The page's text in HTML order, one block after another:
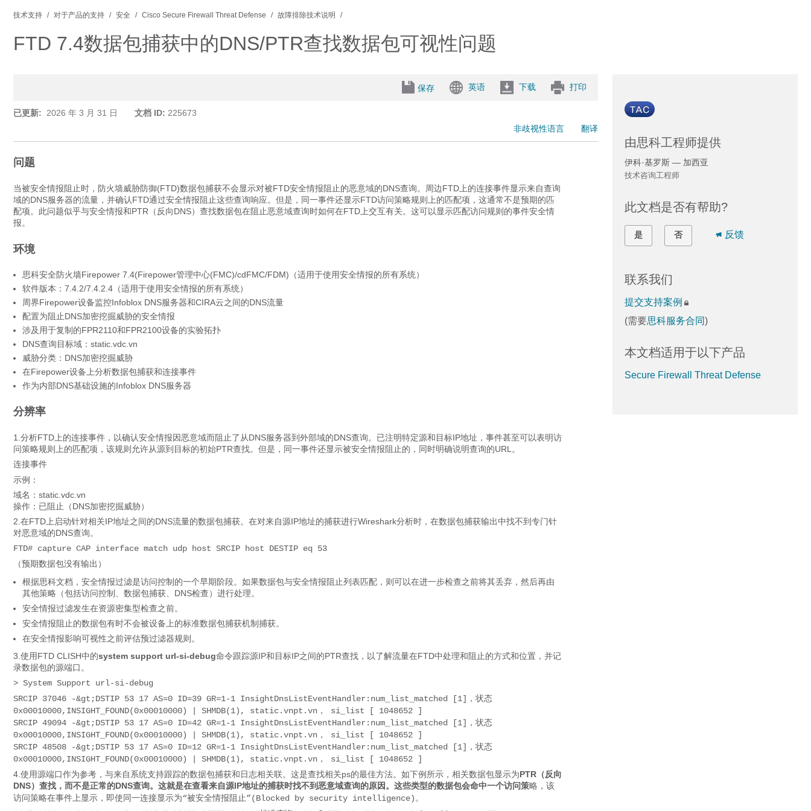
技术支持 对于产品的支持 安全 Cisco Secure Firewall Threat Defense 故障排除技术说明
FTD 7.4数据包捕获中的DNS/PTR查找数据包可视性问题
保存 英语 下载 打印
已更新: 2026 年 3 月 31 日 文档 ID: 225673
非歧视性语言
翻译
问题
当被安全情报阻止时，防火墙威胁防御(FTD)数据包捕获不会显示对被FTD安全情报阻止的恶意域的DNS查询。周边FTD上的连接事件显示来自查询
域的DNS服务器的流量，并确认FTD通过安全情报阻止这些查询响应。但是，同一事件还显示FTD访问策略规则上的匹配项，这通常不是预期的匹
配项。此问题似乎与安全情报和PTR（反向DNS）查找数据包在阻止恶意域查询时如何在FTD上交互有关。这可以显示匹配访问规则的事件安全情
报。
环境
思科安全防火墙Firepower 7.4(Firepower管理中心(FMC)/cdFMC/FDM)（适用于使用安全情报的所有系统）
软件版本：7.4.2/7.4.2.4（适用于使用安全情报的所有系统）
周界Firepower设备监控Infoblox DNS服务器和CIRA云之间的DNS流量
配置为阻止DNS加密挖掘威胁的安全情报
涉及用于复制的FPR2110和FPR2100设备的实验拓扑
DNS查询目标域：static.vdc.vn
威胁分类：DNS加密挖掘威胁
在Firepower设备上分析数据包捕获和连接事件
作为内部DNS基础设施的Infoblox DNS服务器
分辨率
1.分析FTD上的连接事件，以确认安全情报因恶意域而阻止了从DNS服务器到外部域的DNS查询。已注明特定源和目标IP地址，事件甚至可以表明访
问策略规则上的匹配项，该规则允许从源到目标的初始PTR查找。但是，同一事件还显示被安全情报阻止的，同时明确说明查询的URL。
连接事件
示例：
域名：static.vdc.vn
操作：已阻止（DNS加密挖掘威胁）
2.在FTD上启动针对相关IP地址之间的DNS流量的数据包捕获。在对来自源IP地址的捕获进行Wireshark分析时，在数据包捕获输出中找不到专门针
对恶意域的DNS查询。
FTD# capture CAP interface match udp host SRCIP host DESTIP eq 53
（预期数据包没有输出）
根据思科文档，安全情报过滤是访问控制的一个早期阶段。如果数据包与安全情报阻止列表匹配，则可以在进一步检查之前将其丢弃，然后再由
其他策略（包括访问控制、数据包捕获、DNS检查）进行处理。
安全情报过滤发生在资源密集型检查之前。
安全情报阻止的数据包有时不会被设备上的标准数据包捕获机制捕获。
在安全情报影响可视性之前评估预过滤器规则。
3.使用FTD CLISH中的system support url-si-debug命令跟踪源IP和目标IP之间的PTR查找，以了解流量在FTD中处理和阻止的方式和位置，并记
录数据包的源端口。
> System Support url-si-debug
SRCIP 37046 -&gt;DSTIP 53 17 AS=0 ID=39 GR=1-1 InsightDnsListEventHandler:num_list_matched [1]，状态
0x00010000,INSIGHT_FOUND(0x00010000) | SHMDB(1), static.vnpt.vn， si_list [ 1048652 ]
SRCIP 49094 -&gt;DSTIP 53 17 AS=0 ID=42 GR=1-1 InsightDnsListEventHandler:num_list_matched [1]，状态
0x00010000,INSIGHT_FOUND(0x00010000) | SHMDB(1), static.vnpt.vn， si_list [ 1048652 ]
SRCIP 48508 -&gt;DSTIP 53 17 AS=0 ID=12 GR=1-1 InsightDnsListEventHandler:num_list_matched [1]，状态
0x00010000,INSIGHT_FOUND(0x00010000) | SHMDB(1), static.vnpt.vn， si_list [ 1048652 ]
4.使用源端口作为参考，与来自系统支持跟踪的数据包捕获和日志相关联。这是查找相关ps的最佳方法。如下例所示，相关数据包显示为PTR（反向
DNS）查找，而不是正常的DNS查询。这就是在查看来自源IP地址的捕获时找不到恶意域查询的原因。这些类型的数据包会命中一个访问策略，该
访问策略在事件上显示，即使同一连接显示为“被安全情报阻止”(Blocked by security intelligence)。
由思科工程师提供
伊科·基罗斯 — 加西亚
技术咨询工程师
此文档是否有帮助?
是 否 反馈
联系我们
提交支持案例
(需要思科服务合同)
本文档适用于以下产品
Secure Firewall Threat Defense